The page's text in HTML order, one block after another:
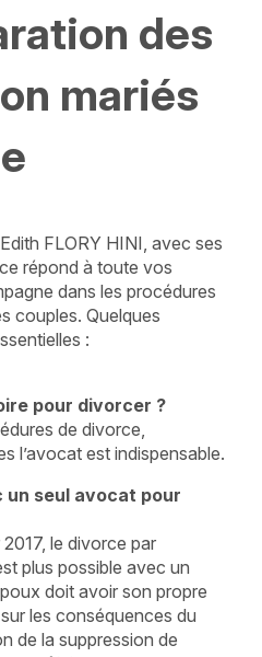
des
mariés
FLORY HINI, avec ses
répond à toute vos
dans les procédures
couples. Quelques
:
pour divorcer ?
de divorce,
l’avocat est indispensable.
seul avocat pour
le divorce par
plus possible avec un
doit avoir son propre
les conséquences du
de la suppression de